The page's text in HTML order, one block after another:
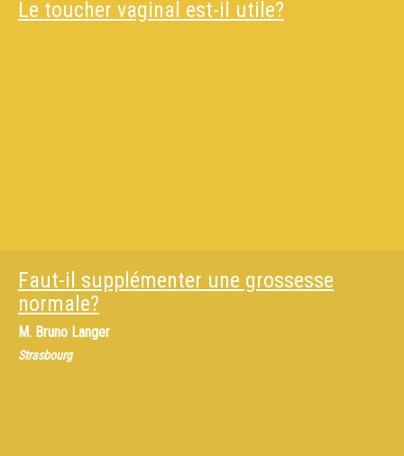
Le toucher vaginal est-il utile?
Faut-il supplémenter une grossesse
normale?
M. Bruno Langer
Strasbourg